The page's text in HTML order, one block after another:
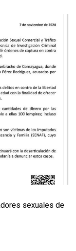
sexuales de